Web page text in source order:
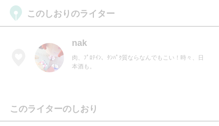
このしおりのライター
nak
肉、ﾌﾟﾛﾃｲﾝ、ﾀﾝﾊﾟｸ質ならなんでもこい！時々、日
本酒も。
このライターのしおり